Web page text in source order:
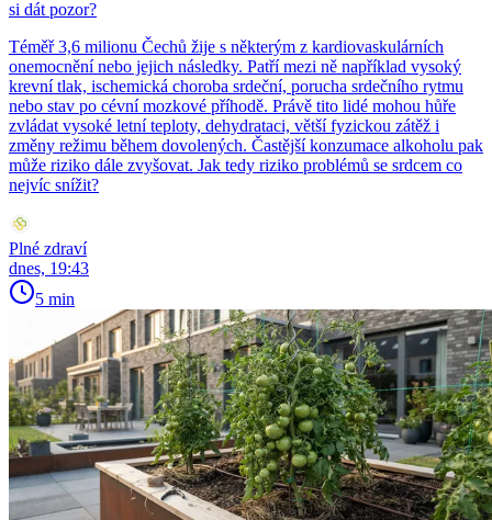
si dát pozor?
Téměř 3,6 milionu Čechů žije s některým z kardiovaskulárních
onemocnění nebo jejich následky. Patří mezi ně například vysoký
krevní tlak, ischemická choroba srdeční, porucha srdečního rytmu
nebo stav po cévní mozkové příhodě. Právě tito lidé mohou hůře
zvládat vysoké letní teploty, dehydrataci, větší fyzickou zátěž i
změny režimu během dovolených. Častější konzumace alkoholu pak
může riziko dále zvyšovat. Jak tedy riziko problémů se srdcem co
nejvíc snížit?
Plné zdraví
dnes, 19:43
5 min